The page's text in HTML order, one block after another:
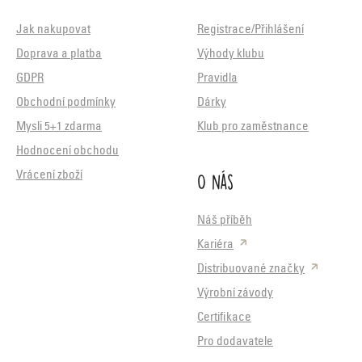
Jak nakupovat
Doprava a platba
GDPR
Obchodní podmínky
Mysli 5+1 zdarma
Hodnocení obchodu
Vrácení zboží
Registrace/Přihlášení
Výhody klubu
Pravidla
Dárky
Klub pro zaměstnance
O nás
Náš příběh
Kariéra
Distribuované značky
Výrobní závody
Certifikace
Pro dodavatele